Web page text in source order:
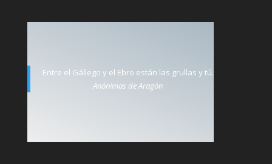
Entre el Gállego y el Ebro están las grullas y tú.
Anónimas de Aragón